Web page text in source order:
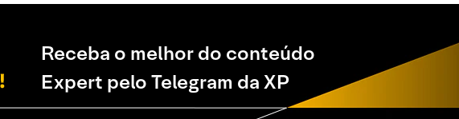
Receba o melhor do conteúdo
Expert pelo Telegram da XP